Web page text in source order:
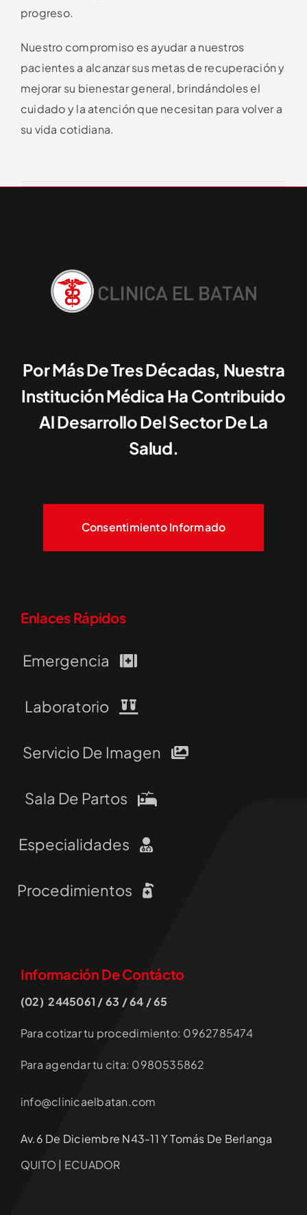
progreso.
Nuestro compromiso es ayudar a nuestros
pacientes a alcanzar sus metas de recuperación y
mejorar su bienestar general, brindándoles el
cuidado y la atención que necesitan para volver a
su vida cotidiana.
Por Más De Tres Décadas, Nuestra
Institución Médica Ha Contribuido
Al Desarrollo Del Sector De La
Salud.
Consentimiento Informado
Enlaces Rápidos
Emergencia
Laboratorio
Servicio De Imagen
Sala De Partos
Especialidades
Procedimientos
Información De Contácto
(02) 2445061 / 63 / 64 / 65
Para cotizar tu procedimiento: 0962785474
Para agendar tu cita: 0980535862
info@clinicaelbatan.com
Av.6 De Diciembre N43-11 Y Tomás De Berlanga
QUITO | ECUADOR